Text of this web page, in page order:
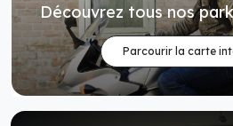
Découvrez tous nos
Parcourir la carte